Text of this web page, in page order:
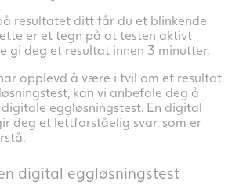
resultatet ditt får du et blinkende
er et tegn på at testen aktivt
gi deg et resultat innen 3 minutter.
opplevd å være i tvil om et resultat
kan vi anbefale deg å
digitale eggløsningstest. En digital
deg et lettforståelig svar, som er
digital eggløsningstest